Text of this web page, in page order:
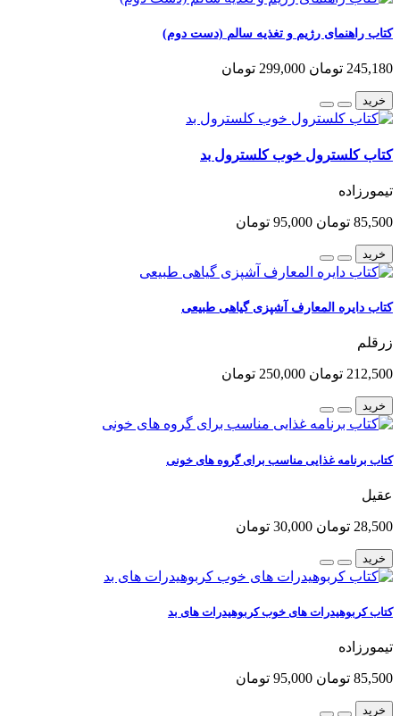
کتاب راهنمای رژیم و تغذیه سالم (دست دوم)
245,180 تومان 299,000 تومان
خرید
کتاب کلسترول خوب کلسترول بد
تیمورزاده
85,500 تومان 95,000 تومان
خرید
کتاب دایره المعارف آشپزی گیاهی طبیعی
زرقلم
212,500 تومان 250,000 تومان
خرید
کتاب برنامه غذایی مناسب برای گروه های خونی
عقیل
28,500 تومان 30,000 تومان
خرید
کتاب کربوهیدرات های خوب کربوهیدرات های بد
تیمورزاده
85,500 تومان 95,000 تومان
خرید